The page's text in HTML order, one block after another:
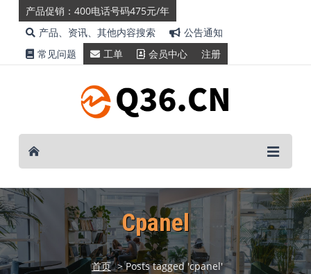
产品促销：400电话号码475元/年
产品、资讯、其他内容搜索
公告通知
常见问题
工单 会员中心 注册
Cpanel
首页 > Posts tagged 'cpanel'